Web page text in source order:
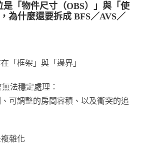
是「物件尺寸（OBS）」與「使
為什麼還要拆成 BFS／AVS／
「框架」與「邊界」
法穩定處理：
可調整的房間容積、以及衝突的追
雜化